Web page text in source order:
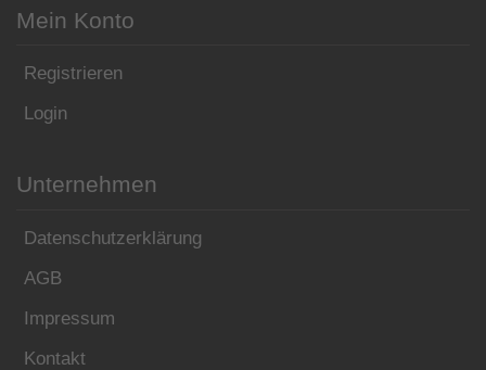
Mein Konto
Registrieren
Login
Unternehmen
Datenschutzerklärung
AGB
Impressum
Kontakt